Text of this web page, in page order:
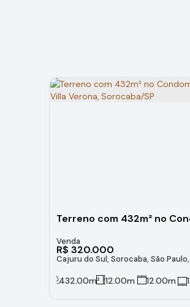
R$ 320.000
Cajuru do Sul, Sorocaba, São
432.00m² 12.00m 12.00m